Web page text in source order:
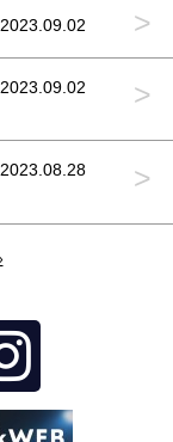
2023.09.02 >
2023.09.02 >
2023.08.28 >